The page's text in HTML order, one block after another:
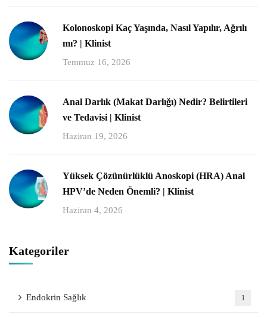
Kolonoskopi Kaç Yaşında, Nasıl Yapılır, Ağrılı
mı? | Klinist
Temmuz 16, 2026
Anal Darlık (Makat Darlığı) Nedir? Belirtileri
ve Tedavisi | Klinist
Haziran 19, 2026
Yüksek Çözünürlüklü Anoskopi (HRA) Anal
HPV’de Neden Önemli? | Klinist
Haziran 4, 2026
Kategoriler
Endokrin Sağlık 1